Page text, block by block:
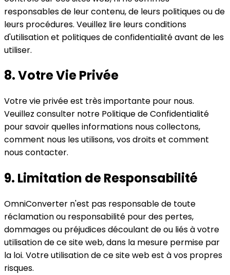
responsables de leur contenu, de leurs politiques ou de
leurs procédures. Veuillez lire leurs conditions
d'utilisation et politiques de confidentialité avant de les
utiliser.
8. Votre Vie Privée
Votre vie privée est très importante pour nous.
Veuillez consulter notre Politique de Confidentialité
pour savoir quelles informations nous collectons,
comment nous les utilisons, vos droits et comment
nous contacter.
9. Limitation de Responsabilité
OmniConverter n'est pas responsable de toute
réclamation ou responsabilité pour des pertes,
dommages ou préjudices découlant de ou liés à votre
utilisation de ce site web, dans la mesure permise par
la loi. Votre utilisation de ce site web est à vos propres
risques.